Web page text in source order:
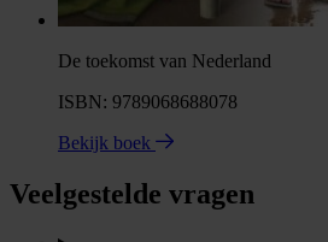
De toekomst van Nederland
ISBN: 9789068688078
Bekijk boek
Veelgestelde vragen